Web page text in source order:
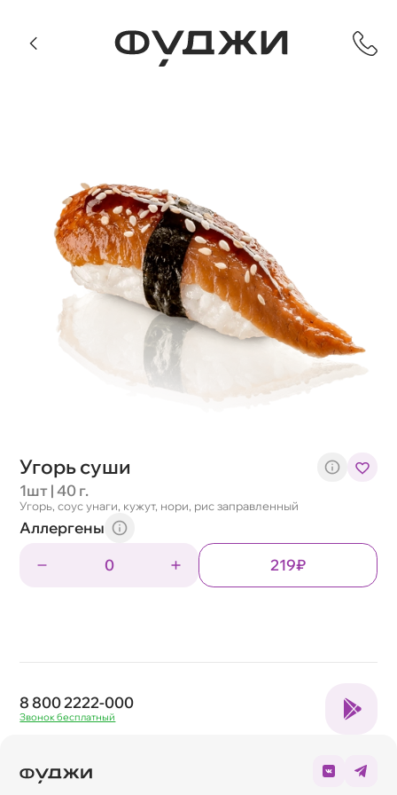
Угорь суши
1шт | 40 г.
Угорь, соус унаги, кужут, нори, рис заправленный
Аллергены
0
219₽
8 800 2222-000
Звонок бесплатный